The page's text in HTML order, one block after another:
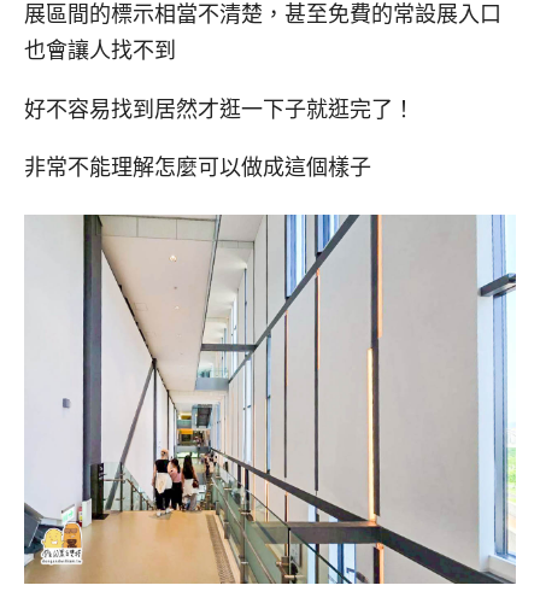
展區間的標示相當不清楚，甚至免費的常設展入口
也會讓人找不到
好不容易找到居然才逛一下子就逛完了！
非常不能理解怎麼可以做成這個樣子